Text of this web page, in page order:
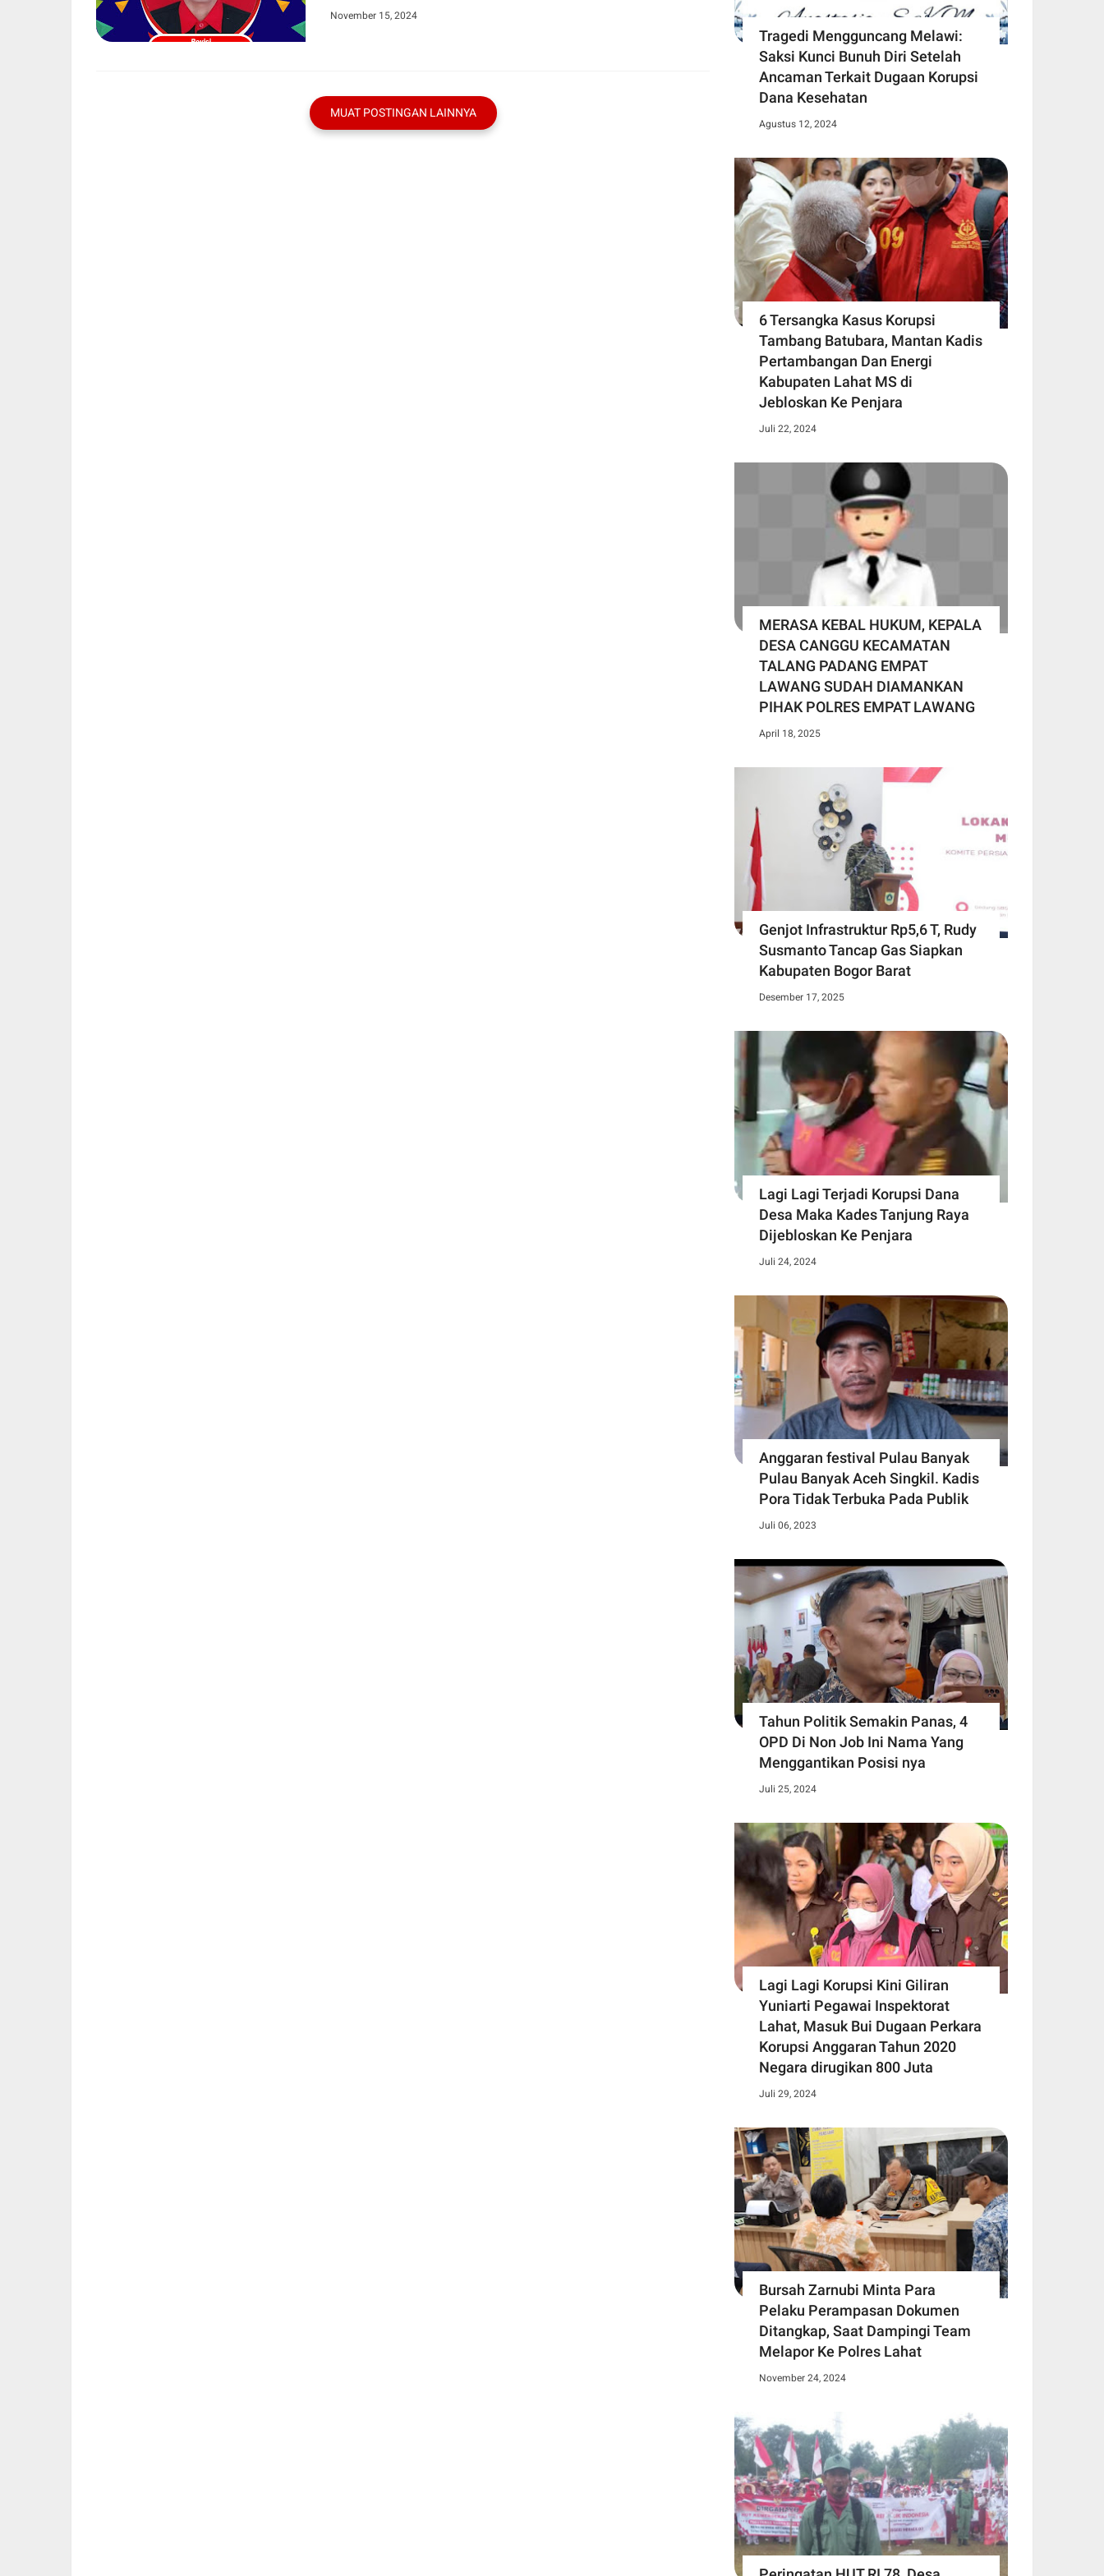
November 15, 2024
MUAT POSTINGAN LAINNYA
Tragedi Mengguncang Melawi:
Saksi Kunci Bunuh Diri Setelah
Ancaman Terkait Dugaan Korupsi
Dana Kesehatan
Agustus 12, 2024
6 Tersangka Kasus Korupsi
Tambang Batubara, Mantan Kadis
Pertambangan Dan Energi
Kabupaten Lahat MS di
Jebloskan Ke Penjara
Juli 22, 2024
MERASA KEBAL HUKUM, KEPALA
DESA CANGGU KECAMATAN
TALANG PADANG EMPAT
LAWANG SUDAH DIAMANKAN
PIHAK POLRES EMPAT LAWANG
April 18, 2025
Genjot Infrastruktur Rp5,6 T, Rudy
Susmanto Tancap Gas Siapkan
Kabupaten Bogor Barat
Desember 17, 2025
Lagi Lagi Terjadi Korupsi Dana
Desa Maka Kades Tanjung Raya
Dijebloskan Ke Penjara
Juli 24, 2024
Anggaran festival Pulau Banyak
Pulau Banyak Aceh Singkil. Kadis
Pora Tidak Terbuka Pada Publik
Juli 06, 2023
Tahun Politik Semakin Panas, 4
OPD Di Non Job Ini Nama Yang
Menggantikan Posisi nya
Juli 25, 2024
Lagi Lagi Korupsi Kini Giliran
Yuniarti Pegawai Inspektorat
Lahat, Masuk Bui Dugaan Perkara
Korupsi Anggaran Tahun 2020
Negara dirugikan 800 Juta
Juli 29, 2024
Bursah Zarnubi Minta Para
Pelaku Perampasan Dokumen
Ditangkap, Saat Dampingi Team
Melapor Ke Polres Lahat
November 24, 2024